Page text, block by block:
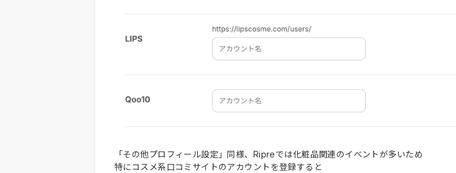
「その他プロフィール設定」同様、Ripreでは化粧品関連のイベントが多いため
特にコスメ系口コミサイトのアカウントを登録すると